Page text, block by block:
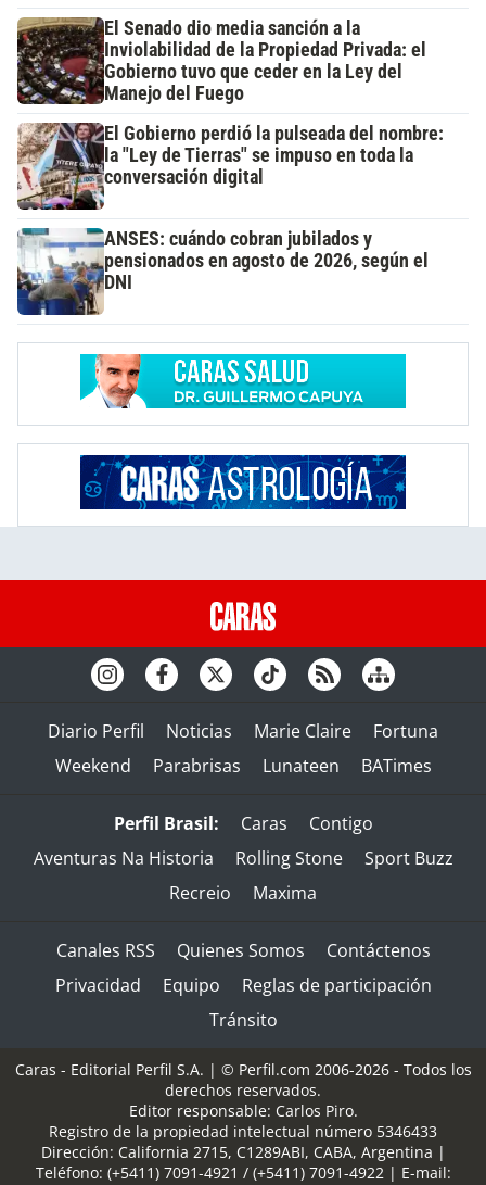
El Senado dio media sanción a la
Inviolabilidad de la Propiedad Privada: el
Gobierno tuvo que ceder en la Ley del
Manejo del Fuego
El Gobierno perdió la pulseada del nombre:
la "Ley de Tierras" se impuso en toda la
conversación digital
ANSES: cuándo cobran jubilados y
pensionados en agosto de 2026, según el
DNI
Diario Perfil Noticias Marie Claire
Fortuna
Weekend
Parabrisas Lunateen BATimes
Perfil Brasil: Caras
Contigo
Aventuras Na Historia
Rolling Stone
Sport Buzz
Recreio
Maxima
Canales RSS Quienes Somos
Contáctenos
Privacidad
Equipo
Reglas de participación
Tránsito
Caras - Editorial Perfil S.A. | © Perfil.com 2006-2026 - Todos los
derechos reservados.
Editor responsable: Carlos Piro.
Registro de la propiedad intelectual número 5346433
Dirección: California 2715, C1289ABI, CABA, Argentina |
Teléfono: (+5411) 7091-4921 / (+5411) 7091-4922 | E-mail: